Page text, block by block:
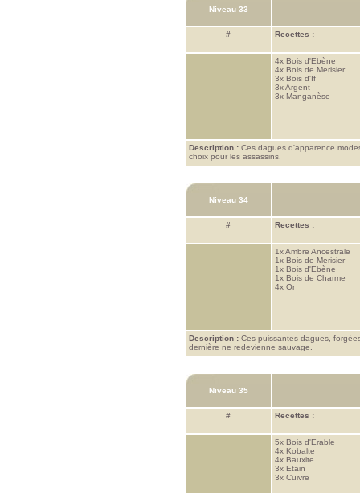
Niveau 33
# Recettes :
4x Bois d'Ebène
4x Bois de Merisier
3x Bois d'If
3xArgent
3x Manganèse
Description : Ces dagues d'apparence
choix pour les assassins.
Niveau 34
# Recettes :
1xAmbre Ancestrale
1x Bois de Merisier
1x Bois d'Ebène
1x Bois de Charme
4x Or
Description : Ces puissantes dagues,
dernière ne redevienne sauvage.
Niveau 35
# Recettes :
5x Bois d'Erable
4x Kobalte
4x Bauxite
3x Etain
3x Cuivre